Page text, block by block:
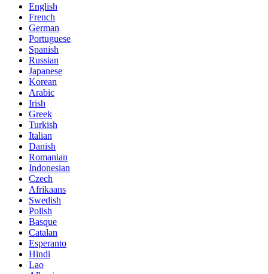
English
French
German
Portuguese
Spanish
Russian
Japanese
Korean
Arabic
Irish
Greek
Turkish
Italian
Danish
Romanian
Indonesian
Czech
Afrikaans
Swedish
Polish
Basque
Catalan
Esperanto
Hindi
Lao